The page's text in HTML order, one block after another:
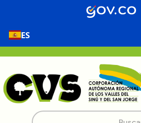
ES
Buscar: